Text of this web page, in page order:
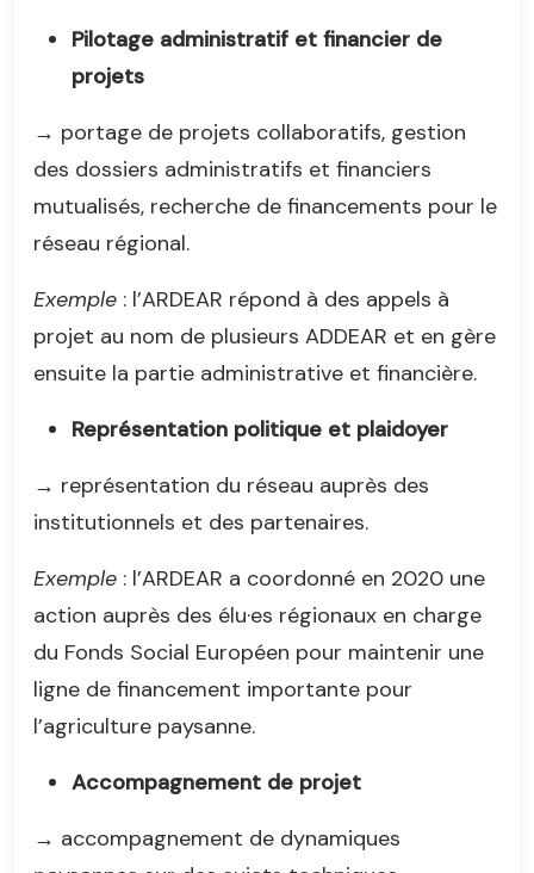
Pilotage administratif et financier de
projets
→ portage de projets collaboratifs, gestion
des dossiers administratifs et financiers
mutualisés, recherche de financements pour le
réseau régional.
Exemple : l’ARDEAR répond à des appels à
projet au nom de plusieurs ADDEAR et en gère
ensuite la partie administrative et financière.
Représentation politique et plaidoyer
→ représentation du réseau auprès des
institutionnels et des partenaires.
Exemple : l’ARDEAR a coordonné en 2020 une
action auprès des élu·es régionaux en charge
du Fonds Social Européen pour maintenir une
ligne de financement importante pour
l’agriculture paysanne.
Accompagnement de projet
→ accompagnement de dynamiques